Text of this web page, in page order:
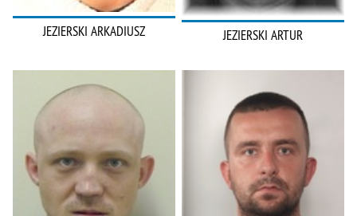
JEZIERSKI ARKADIUSZ JEZIERSKI ARTUR